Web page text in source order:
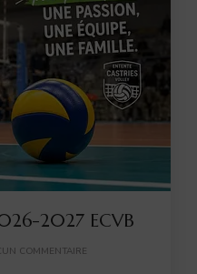
2027 ECVB
COMMENTAIRE